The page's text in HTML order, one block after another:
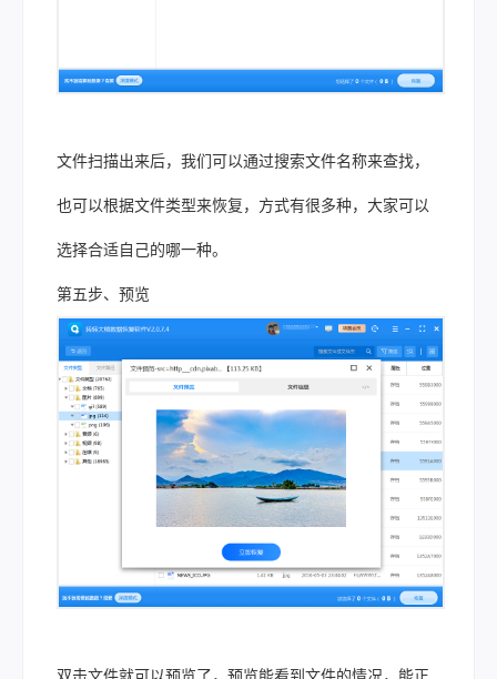
文件扫描出来后，我们可以通过搜索文件名称来查找，
也可以根据文件类型来恢复，方式有很多种，大家可以
选择合适自己的哪一种。
第五步、预览
双击文件就可以预览了，预览能看到文件的情况，能正